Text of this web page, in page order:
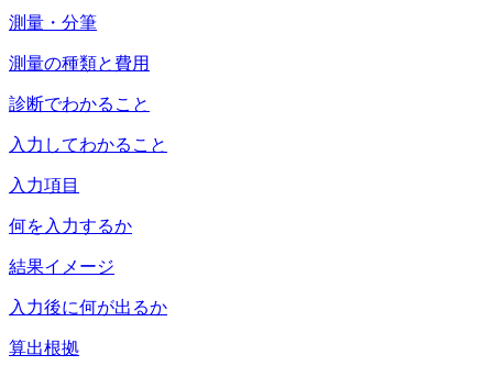
測量・分筆
測量の種類と費用
診断でわかること
入力してわかること
入力項目
何を入力するか
結果イメージ
入力後に何が出るか
算出根拠